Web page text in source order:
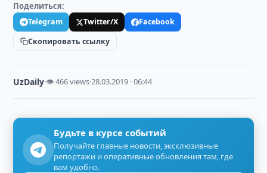
Поделиться:
Telegram Twitter/X
Facebook
Скопировать ссылку
UzDaily·👁 466 views·28.03.2019 · 06:44
Будьте в курсе событий
Получайте главные новости, эксклюзивные
репортажи и оперативные обновления там, где
вам удобно.